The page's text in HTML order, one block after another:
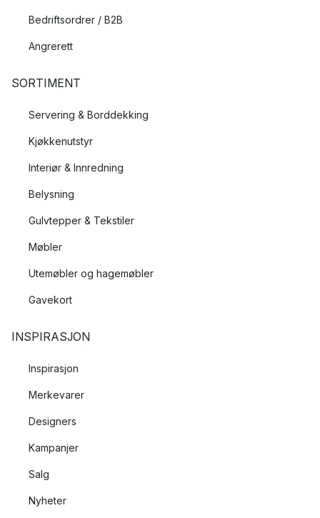
Bedriftsordrer / B2B
Angrerett
SORTIMENT
Servering & Borddekking
Kjøkkenutstyr
Interiør & Innredning
Belysning
Gulvtepper & Tekstiler
Møbler
Utemøbler og hagemøbler
Gavekort
INSPIRASJON
Inspirasjon
Merkevarer
Designers
Kampanjer
Salg
Nyheter